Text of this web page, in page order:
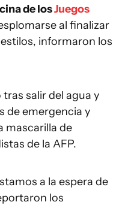
de losJuegos
al finalizar
informaron los
tras salir del agua y
de emergencia y
mascarilla de
de la AFP.
a la espera de
los